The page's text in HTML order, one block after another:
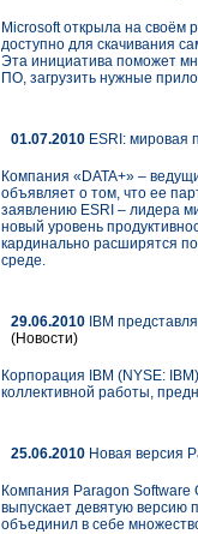
Microsoft открыла на своём
доступно для скачивания
Эта инициатива поможет
ПО, загрузить нужные
01.07.2010 ESRI: мировая
Компания «DATA+» –
объявляет о том, что ее
заявлению ESRI – лидера
новый уровень
кардинально расширятся
среде.
29.06.2010 IBM
(Новости)
Корпорация IBM (NYSE:
коллективной работы,
25.06.2010 Новая версия
Компания Paragon Software
выпускает девятую версию
объединил в себе